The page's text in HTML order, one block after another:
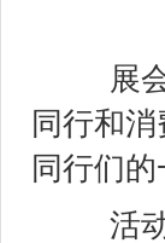
展会
同行和
同行们的
活动